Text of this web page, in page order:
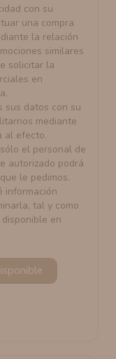
con su
una compra
la relación
similares
solicitar la
en
sus datos con su
mediante
al efecto.
el personal de
autorizado podrá
le pedimos.
información
tal y como
en